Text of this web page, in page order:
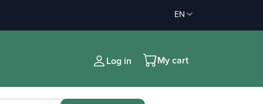
EN
Log in My cart